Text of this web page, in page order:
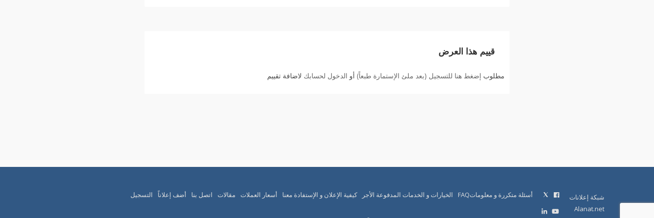
قييم هذا العرض
مطلوب إضغط هنا للتسجيل (بعد ملئ الإستمارة طبعاً) أو الدخول لحسابك لاضافة تقييم
شبكة إعلانات
Alanat.net
أسئلة متكررة و معلوماتFAQ الخيارات و الخدمات المدفوعة الأجر كيفية الإعلان و الإستفادة معنا أسعار العملات مقالات اتصل بنا أضف إعلاناً التسجيل